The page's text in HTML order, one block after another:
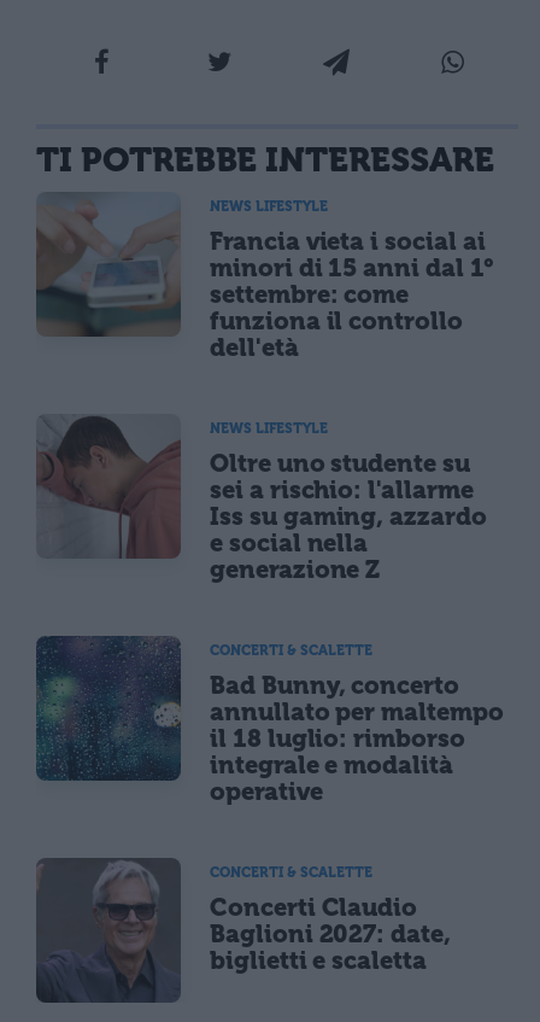
TI POTREBBE INTERESSARE
NEWS LIFESTYLE
Francia vieta i social ai
minori di 15 anni dal 1°
settembre: come
funziona il controllo
dell'età
NEWS LIFESTYLE
Oltre uno studente su
sei a rischio: l'allarme
Iss su gaming, azzardo
e social nella
generazione Z
CONCERTI & SCALETTE
Bad Bunny, concerto
annullato per maltempo
il 18 luglio: rimborso
integrale e modalità
operative
CONCERTI & SCALETTE
Concerti Claudio
Baglioni 2027: date,
biglietti e scaletta